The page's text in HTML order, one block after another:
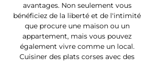
avantages. Non seulement vous
bénéficiez de la liberté et de l'intimité
que procure une maison ou un
appartement, mais vous pouvez
également vivre comme un local.
Cuisiner des plats corses avec des